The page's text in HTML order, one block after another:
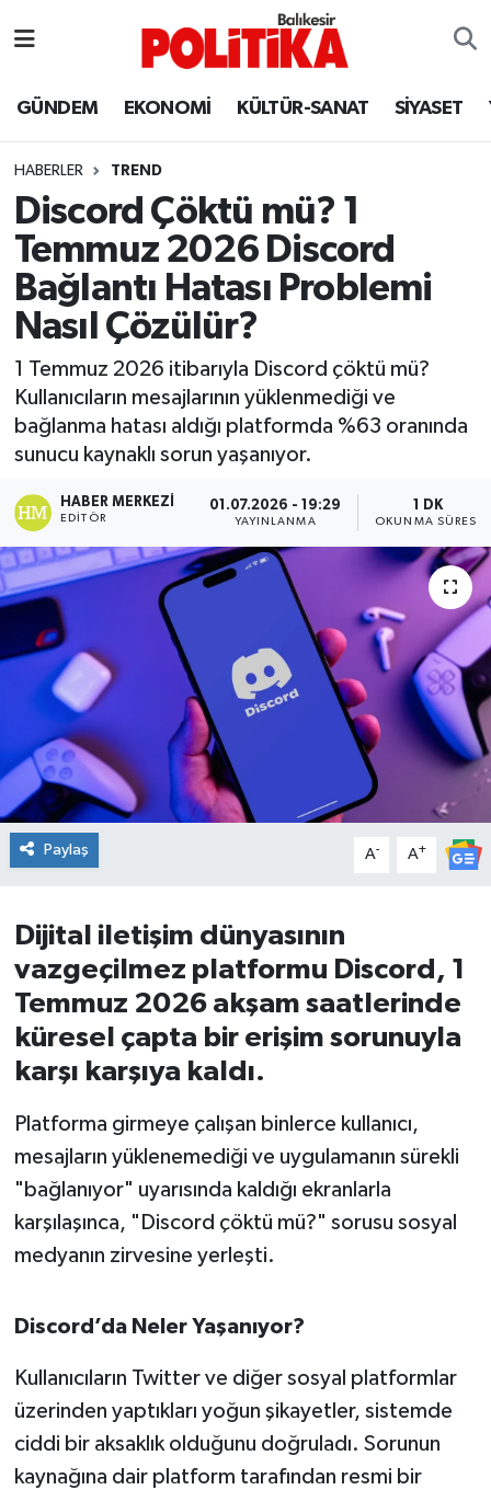
GÜNDEM EKONOMİ KÜLTÜR-SANAT SİYASET
HABERLER TREND
Discord Çöktü mü? 1
Temmuz 2026 Discord
Bağlantı Hatası Problemi
Nasıl Çözülür?
1 Temmuz 2026 itibarıyla Discord çöktü mü?
Kullanıcıların mesajlarının yüklenmediği ve
bağlanma hatası aldığı platformda %63 oranında
sunucu kaynaklı sorun yaşanıyor.
HABER MERKEZI
EDITÖR
01.07.2026 - 19:29
YAYINLANMA
1 DK
OKUNMA SÜRESI
Paylaş A- A+
Dijital iletişim dünyasının
vazgeçilmez platformu Discord, 1
Temmuz 2026 akşam saatlerinde
küresel çapta bir erişim sorunuyla
karşı karşıya kaldı.
Platforma girmeye çalışan binlerce kullanıcı,
mesajların yüklenemediği ve uygulamanın sürekli
"bağlanıyor" uyarısında kaldığı ekranlarla
karşılaşınca, "Discord çöktü mü?" sorusu sosyal
medyanın zirvesine yerleşti.
Discord’da Neler Yaşanıyor?
Kullanıcıların Twitter ve diğer sosyal platformlar
üzerinden yaptıkları yoğun şikayetler, sistemde
ciddi bir aksaklık olduğunu doğruladı. Sorunun
kaynağına dair platform tarafından resmi bir
Ayvalık
Bandırma
Bigadiç
BİYOGRAFİLER
Burhaniye
Dursunbey
Edremit
EĞİTİM
EKONOMİ
Erdek
Gömeç
Gönen
Havran
İvrindi
KENT GÜNDEMİ
Kepsut
KÜLTÜR-SANAT
MAGAZİN
Manyas
OLAY
OTOMOTİV
Balıkesir Hava Durumu
Balıkesir Namaz Vakitleri
Balıkesir Trafik Yoğunluk Haritası
Süper Lig Puan Durumu ve Fikstür
Tüm Manşetler
Son Dakika Haberleri